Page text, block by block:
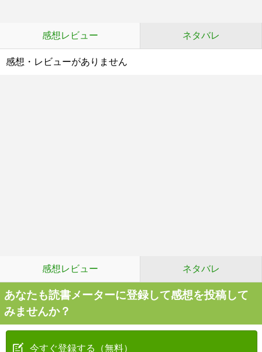
感想レビュー ネタバレ
感想・レビューがありません
感想レビュー ネタバレ
あなたも読書メーターに登録して感想を投稿して
みませんか？
今すぐ登録する（無料）